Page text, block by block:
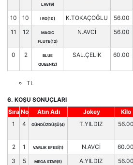
LAV(9)
10 10 I RO(10) K.TOKAÇOĞLU 56.00
11 12
MAGIC
FLUTE(12)
N.AVCİ 56.00
0 2
BLUE
QUEEN(2)
SAL.ÇELİK 60.00
TL
6. KOŞU SONUÇLARI
Sıra No Atın Adı Jokey Kilo
1
4 GÜNDÜZDÜŞÜ(4) T.YILDIZ 56.00
2 1 VARLIK EFESİ(1) N.AVCİ 60.00
3 5 MEGA STAR(5) A.YILDIZ 56.00